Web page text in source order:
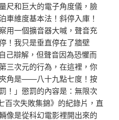
尺和巨大的電子角度儀，臉
車維度基本法！斜停入庫！
用一個擴音器大喊，聲音充
！我只是垂直停在了牆壁
己辯解，但聲音因為恐懼而
三次元的行為，在這裡，你
角是——八十九點七度！按
！」懲罰的內容是：無限次
百次失敗集錦》的紀錄片，直
像是從科幻電影裡開出來的